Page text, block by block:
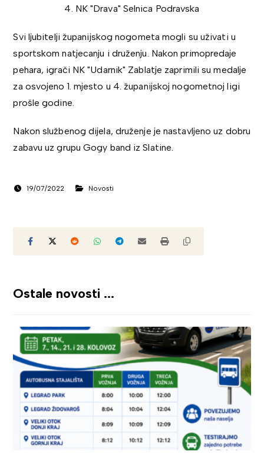
4. NK "Drava" Selnica Podravska
Svi ljubitelji županijskog nogometa mogli su uživati u
sportskom natjecanju i druženju. Nakon primopredaje
pehara, igrači NK "Udarnik" Zablatje zaprimili su medalje
za osvojeno 1. mjesto u 4. županijskoj nogometnoj ligi
prošle godine.
Nakon službenog dijela, druženje je nastavljeno uz dobru
zabavu uz grupu Gogy band iz Slatine.
19/07/2022 Novosti
Ostale novosti ...